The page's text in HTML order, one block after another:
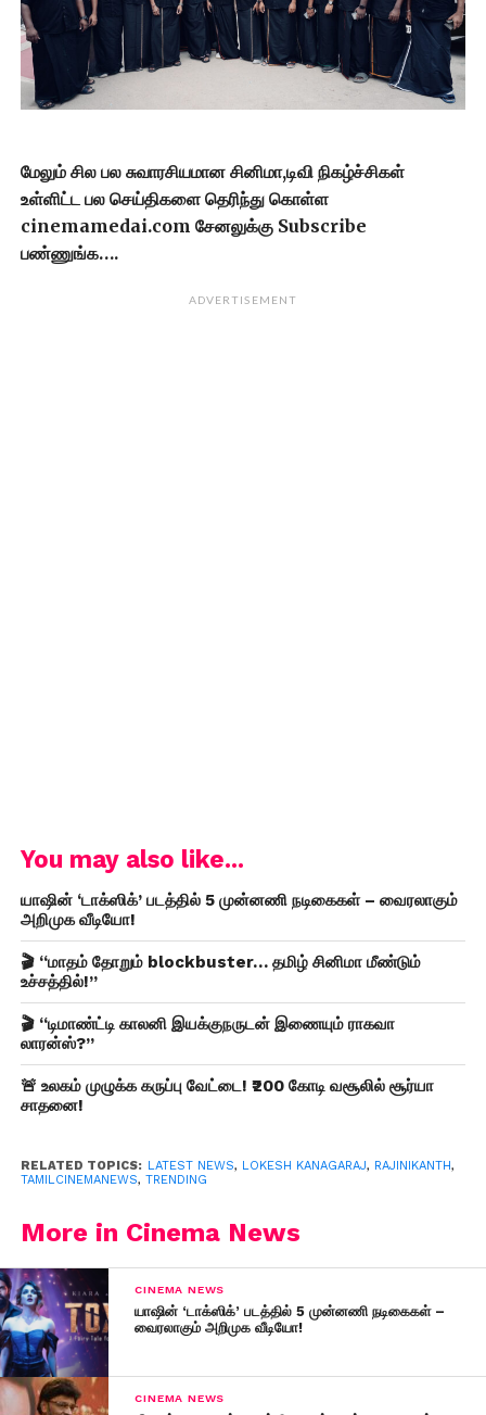
மேலும் சில பல சுவாரசியமான சினிமா,டிவி நிகழ்ச்சிகள்
உள்ளிட்ட பல செய்திகளை தெரிந்து கொள்ள
cinemamedai.com சேனலுக்கு Subscribe
பண்ணுங்க….
ADVERTISEMENT
You may also like...
யாஷின் ‘டாக்ஸிக்’ படத்தில் 5 முன்னணி நடிகைகள் – வைரலாகும்
அறிமுக வீடியோ!
🎬 “மாதம் தோறும் blockbuster… தமிழ் சினிமா மீண்டும்
உச்சத்தில்!”
🎬 “டிமாண்ட்டி காலனி இயக்குநருடன் இணையும் ராகவா
லாரன்ஸ்?”
🚨 உலகம் முழுக்க கருப்பு வேட்டை! ₹200 கோடி வசூலில் சூர்யா
சாதனை!
RELATED TOPICS: LATEST NEWS, LOKESH KANAGARAJ, RAJINIKANTH,
TAMILCINEMANEWS, TRENDING
More in Cinema News
CINEMA NEWS
யாஷின் ‘டாக்ஸிக்’ படத்தில் 5 முன்னணி நடிகைகள் –
வைரலாகும் அறிமுக வீடியோ!
CINEMA NEWS